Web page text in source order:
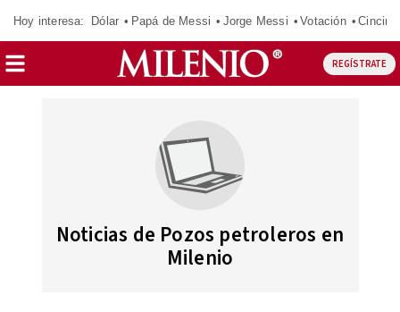
Hoy interesa: Dólar Papá de Messi Jorge Messi Votación
REGÍSTRATE
Noticias de Pozos petroleros en
Milenio